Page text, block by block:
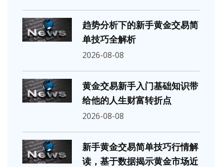
趋势分析下的新手黄金交易简
单技巧全解析
2026-08-08
黄金交易新手入门基础知识带
给他的人生财富转折点
2026-08-08
新手黄金交易简单技巧行情解
读，基于数据揭示黄金市场近